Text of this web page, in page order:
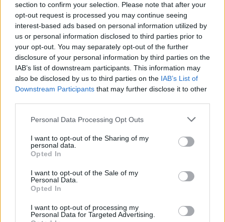
section to confirm your selection. Please note that after your
opt-out request is processed you may continue seeing
interest-based ads based on personal information utilized by
us or personal information disclosed to third parties prior to
your opt-out. You may separately opt-out of the further
disclosure of your personal information by third parties on the
IAB’s list of downstream participants. This information may
also be disclosed by us to third parties on the IAB’s List of
Downstream Participants that may further disclose it to other
Personal Data Processing Opt Outs
I want to opt-out of the Sharing of my
personal data.
Opted In
I want to opt-out of the Sale of my
Personal Data.
Opted In
I want to opt-out of processing my
Personal Data for Targeted Advertising.
Esim for Global
for Turkey|Esim for Germany|Esim for Greece |